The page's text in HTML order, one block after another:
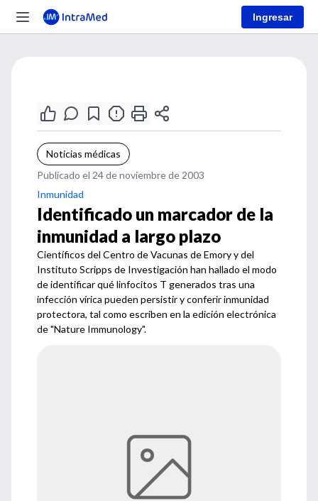
Ingresar
Noticias médicas
Publicado el 24 de noviembre de 2003
Inmunidad
Identificado un marcador de la
inmunidad a largo plazo
Científicos del Centro de Vacunas de Emory y del
Instituto Scripps de Investigación han hallado el modo
de identificar qué linfocitos T generados tras una
infección vírica pueden persistir y conferir inmunidad
protectora, tal como escriben en la edición electrónica
de "Nature Immunology".